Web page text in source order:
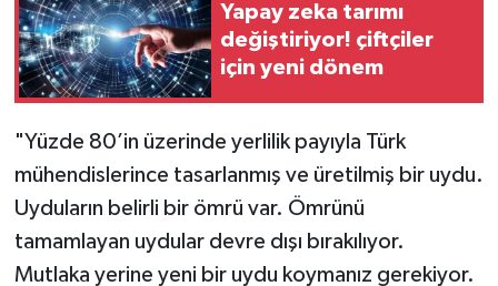
Yapay zeka tarımı
değiştiriyor! çiftçiler
için yeni dönem
"Yüzde 80’in üzerinde yerlilik payıyla Türk
mühendislerince tasarlanmış ve üretilmiş bir uydu.
Uyduların belirli bir ömrü var. Ömrünü
tamamlayan uydular devre dışı bırakılıyor.
Mutlaka yerine yeni bir uydu koymanız gerekiyor.
Spor
Tavşanlı
Teknoloji
Türkiye
Video Galeri